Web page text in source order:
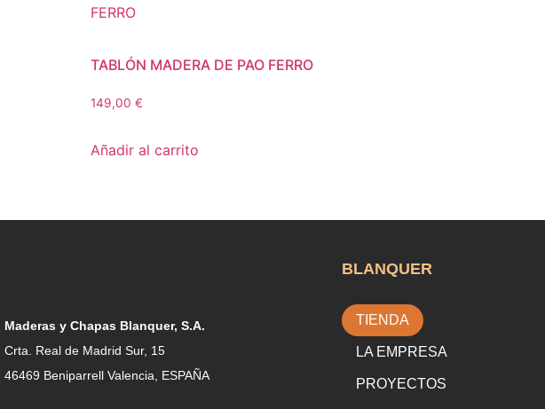
TABLÓN MADERA DE PAO FERRO
149,00 €
Añadir al carrito
Maderas y Chapas Blanquer, S.A.
Crta. Real de Madrid Sur, 15
46469 Beniparrell Valencia, ESPAÑA
BLANQUER
TIENDA
LA EMPRESA
PROYECTOS